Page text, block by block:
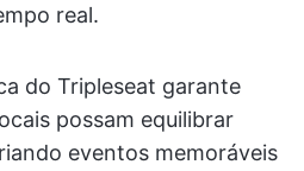
real.
do Tripleseat garante
possam equilibrar
eventos memoráveis